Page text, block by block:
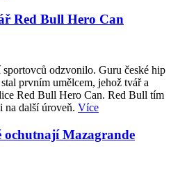
Red Bull Hero Can
odzvonilo. Guru české hip
prvním umělcem, jehož tvář a
Red Bull Hero Can. Red Bull tím
na další úroveň. Více
ochutnají Mazagrande